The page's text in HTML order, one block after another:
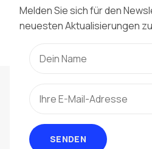
Melden Sie sich für den
neuesten Aktualisierungen
SENDEN